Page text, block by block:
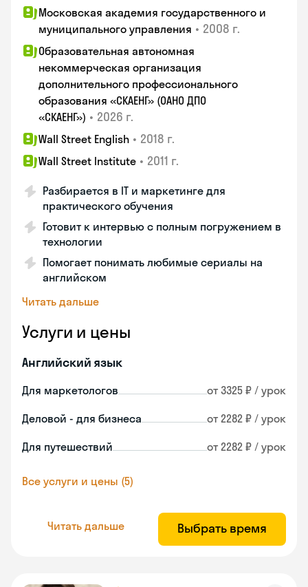
Московская академия государственного и
муниципального управления • 2008 г.
Образовательная автономная
некоммерческая организация
дополнительного профессионального
образования «СКАЕНГ» (ОАНО ДПО
«СКАЕНГ») • 2026 г.
Wall Street English • 2018 г.
Wall Street Institute • 2011 г.
Разбирается в IT и маркетинге для
практического обучения
Готовит к интервью с полным погружением в
технологии
Помогает понимать любимые сериалы на
английском
Читать дальше
Услуги и цены
Английский язык
Для маркетологов от 3325 ₽ / урок
Деловой - для бизнеса от 2282 ₽ / урок
Для путешествий от 2282 ₽ / урок
Все услуги и цены (5)
Читать дальше Выбрать время